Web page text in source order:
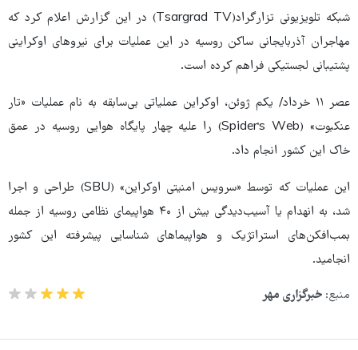
شبکه تلویزیونی تزارگراد(Tsargrad TV) در این گزارش اعلام کرد که
مهاجران آذربایجانی ساکن روسیه در این عملیات برای نیروهای اوکراینی
پشتیبانی لجستیکی فراهم کرده است.
عصر ۱۱ خرداد/ یکم ژوئن، اوکراین عملیاتی بی‌سابقه به نام عملیات «تار
عنکبوت» (Spider's Web) را علیه چهار پایگاه هوایی روسیه در عمق
خاک این کشور انجام داد.
این عملیات که توسط «سرویس امنیتی اوکراین» (SBU) طراحی و اجرا
شد، به انهدام یا آسیب‌دیدگی بیش از ۴۰ هواپیمای نظامی روسیه از جمله
بمب‌افکن‌های استراتژیک و هواپیماهای شناسایی پیشرفته این کشور
انجامید.
منبع: خبرگزاری مهر